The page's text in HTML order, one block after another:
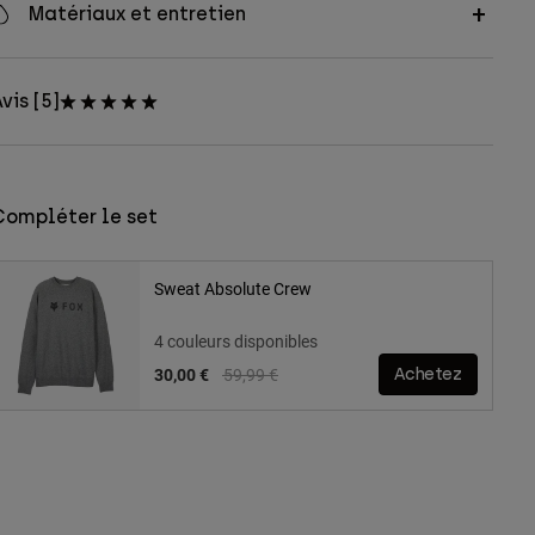
Matériaux et entretien
[5]
le set
Sweat Absolute Crew
4 couleurs disponibles
Price reduced from
59,99 €to
30,00 € Achetez